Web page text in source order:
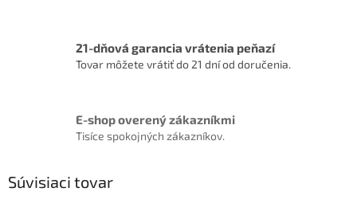
21-dňová garancia vrátenia peňazí
Tovar môžete vrátiť do 21 dní od doručenia.
E-shop overený zákazníkmi
Tisíce spokojných zákazníkov.
Súvisiaci tovar